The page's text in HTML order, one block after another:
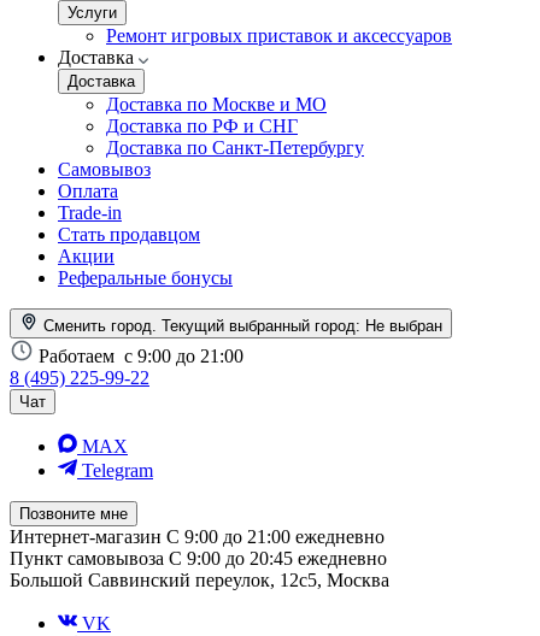
Услуги
Ремонт игровых приставок и аксессуаров
Доставка
Доставка
Доставка по Москве и МО
Доставка по РФ и СНГ
Доставка по Санкт-Петербургу
Самовывоз
Оплата
Trade-in
Стать продавцом
Акции
Реферальные бонусы
Сменить город. Текущий выбранный город: Не выбран
Работаем с 9:00 до 21:00
8 (495) 225-99-22
Чат
MAX
Telegram
Позвоните мне
Интернет-магазин С 9:00 до 21:00 ежедневно
Пункт самовывоза С 9:00 до 20:45 ежедневно
Большой Саввинский переулок, 12с5, Москва
VK